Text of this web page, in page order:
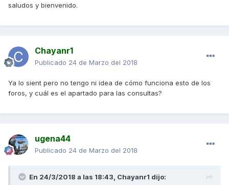
saludos y bienvenido.
Chayanr1
Publicado 24 de Marzo del 2018
Ya lo sient pero no tengo ni idea de cómo funciona esto de los
foros, y cuál es el apartado para las consultas?
ugena44
Publicado 24 de Marzo del 2018
En 24/3/2018 a las 18:43, Chayanr1 dijo: